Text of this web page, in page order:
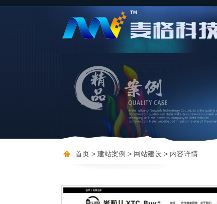
首页 > 建站案例 > 网站建设 > 内容详情